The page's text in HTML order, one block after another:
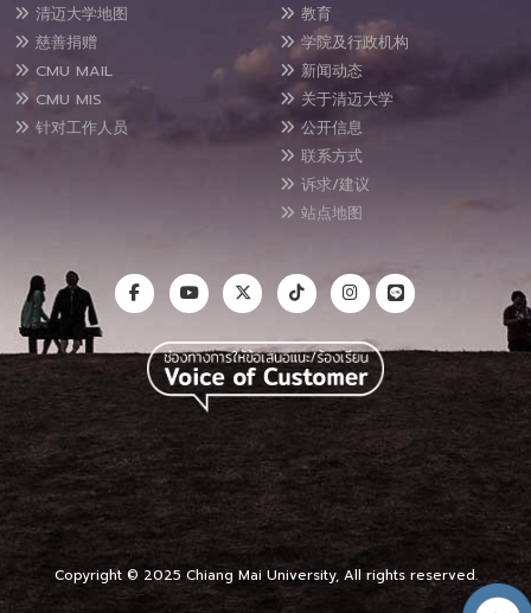
清迈大学地图
慈善捐赠
CMU MAIL
CMU MIS
针对工作人员
教育
学院及行政机构
新闻动态
关于清迈大学
公开信息
联系方式
诉求/建议
站点地图
Copyright © 2025 Chiang Mai University, All rights reserved.